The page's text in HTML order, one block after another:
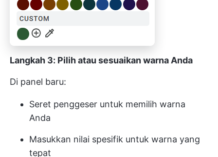
Langkah 3: Pilih atau sesuaikan warna Anda
Di panel baru:
Seret penggeser untuk memilih warna
Anda
Masukkan nilai spesifik untuk warna yang
tepat